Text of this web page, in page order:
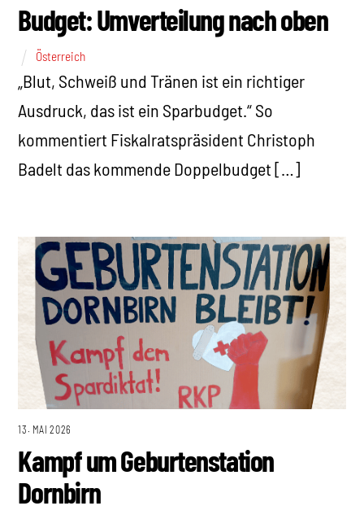
Budget: Umverteilung nach oben
Österreich
„Blut, Schweiß und Tränen ist ein richtiger
Ausdruck, das ist ein Sparbudget.“ So
kommentiert Fiskalratspräsident Christoph
Badelt das kommende Doppelbudget […]
13. MAI 2026
Kampf um Geburtenstation
Dornbirn